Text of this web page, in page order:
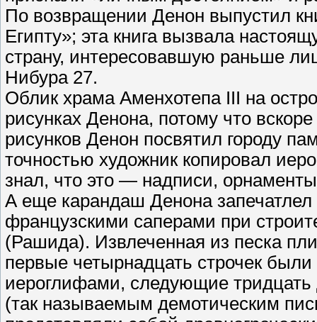
По возвращении Денон выпустил
Египту»; эта книга вызвала
страну, интересовавшую раньше
Нибура 27.
Облик храма Аменхотепа III на
рисунках Денона, потому что
рисунков Денон посвятил городу
точностью художник копировал
знал, что это — надписи,
А еще карандаш Денона
французскими саперами при
(Рашида). Извлеченная из песка
первые четырнадцать строчек
иероглифами, следующие тридцать
(так называемым демотическим